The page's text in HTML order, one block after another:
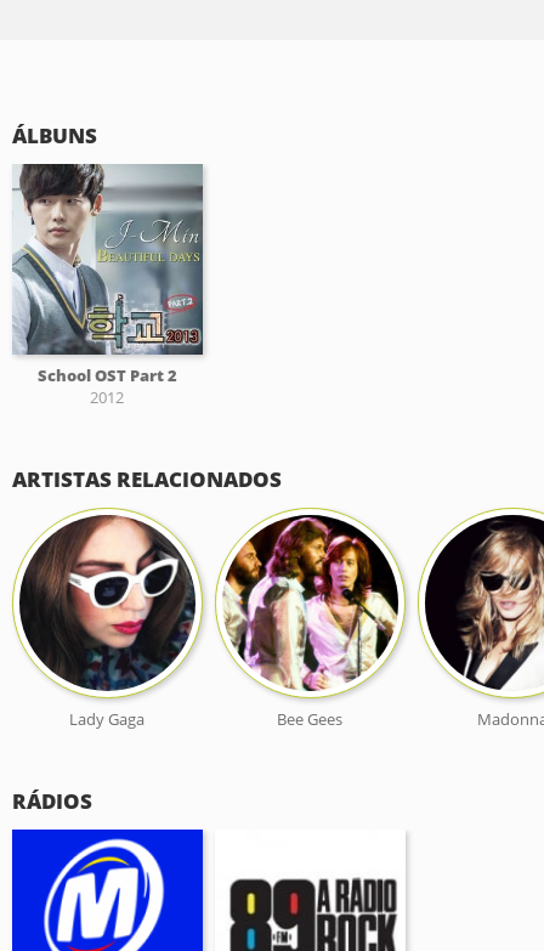
ÁLBUNS
School OST Part 2
2012
ARTISTAS RELACIONADOS
Lady Gaga Bee Gees
RÁDIOS